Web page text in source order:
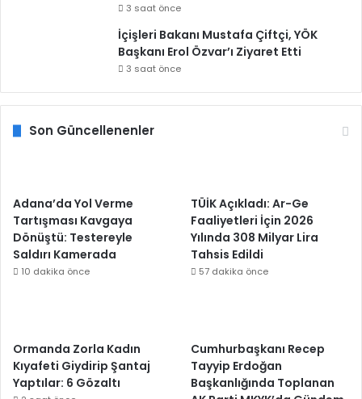
3 saat önce
İçişleri Bakanı Mustafa Çiftçi, YÖK
Başkanı Erol Özvar’ı Ziyaret Etti
3 saat önce
Son Güncellenenler
Adana’da Yol Verme
Tartışması Kavgaya
Dönüştü: Testereyle
Saldırı Kamerada
10 dakika önce
TÜİK Açıkladı: Ar-Ge
Faaliyetleri İçin 2026
Yılında 308 Milyar Lira
Tahsis Edildi
57 dakika önce
Ormanda Zorla Kadın
Kıyafeti Giydirip Şantaj
Yaptılar: 6 Gözaltı
Cumhurbaşkanı Recep
Tayyip Erdoğan
Başkanlığında Toplanan